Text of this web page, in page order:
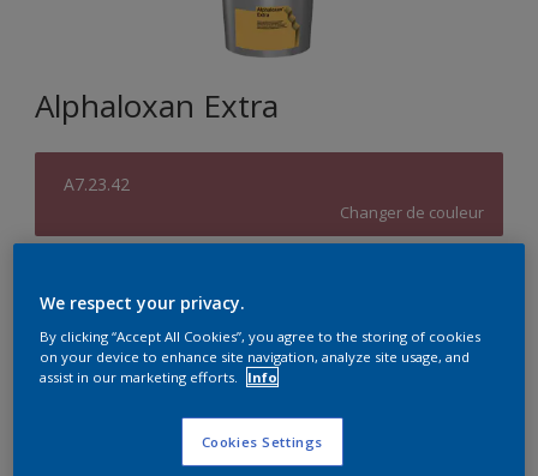
Alphaloxan Extra
A7.23.42
Changer de couleur
Quantité Calculateur de peinture
We respect your privacy.
By clicking “Accept All Cookies”, you agree to the storing of cookies
on your device to enhance site navigation, analyze site usage, and
assist in our marketing efforts.
Info
Cookies Settings